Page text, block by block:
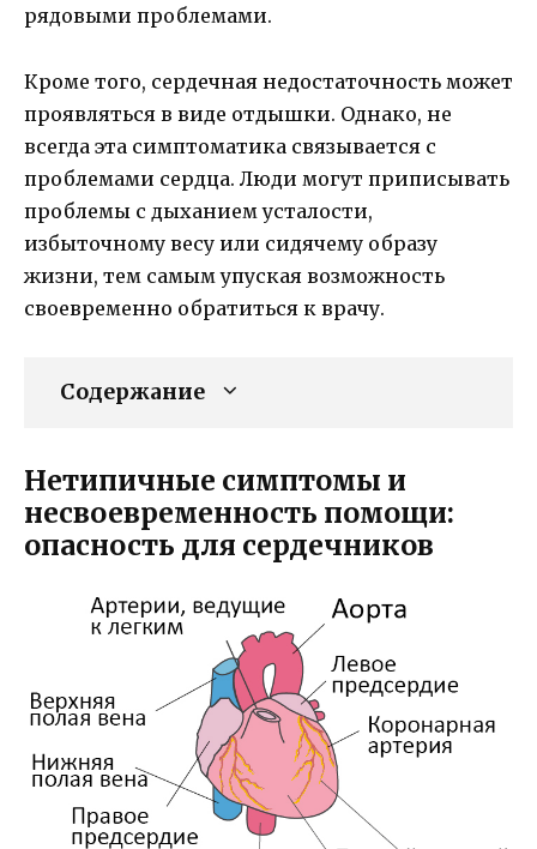
рядовыми проблемами.
Кроме того, сердечная недостаточность может
проявляться в виде отдышки. Однако, не
всегда эта симптоматика связывается с
проблемами сердца. Люди могут приписывать
проблемы с дыханием усталости,
избыточному весу или сидячему образу
жизни, тем самым упуская возможность
своевременно обратиться к врачу.
Содержание
Нетипичные симптомы и
несвоевременность помощи:
опасность для сердечников